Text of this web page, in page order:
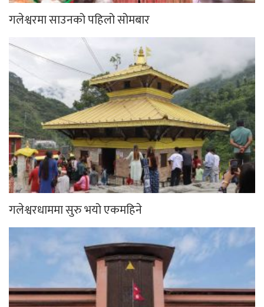
गलेश्वरमा साउनको पहिलो सोमबार
गलेश्वरधाममा सुरु भयो एकमहिने